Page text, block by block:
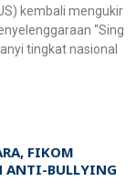
kembali mengukir
“Sing
tingkat nasional
FIKOM
ANTI-BULLYING